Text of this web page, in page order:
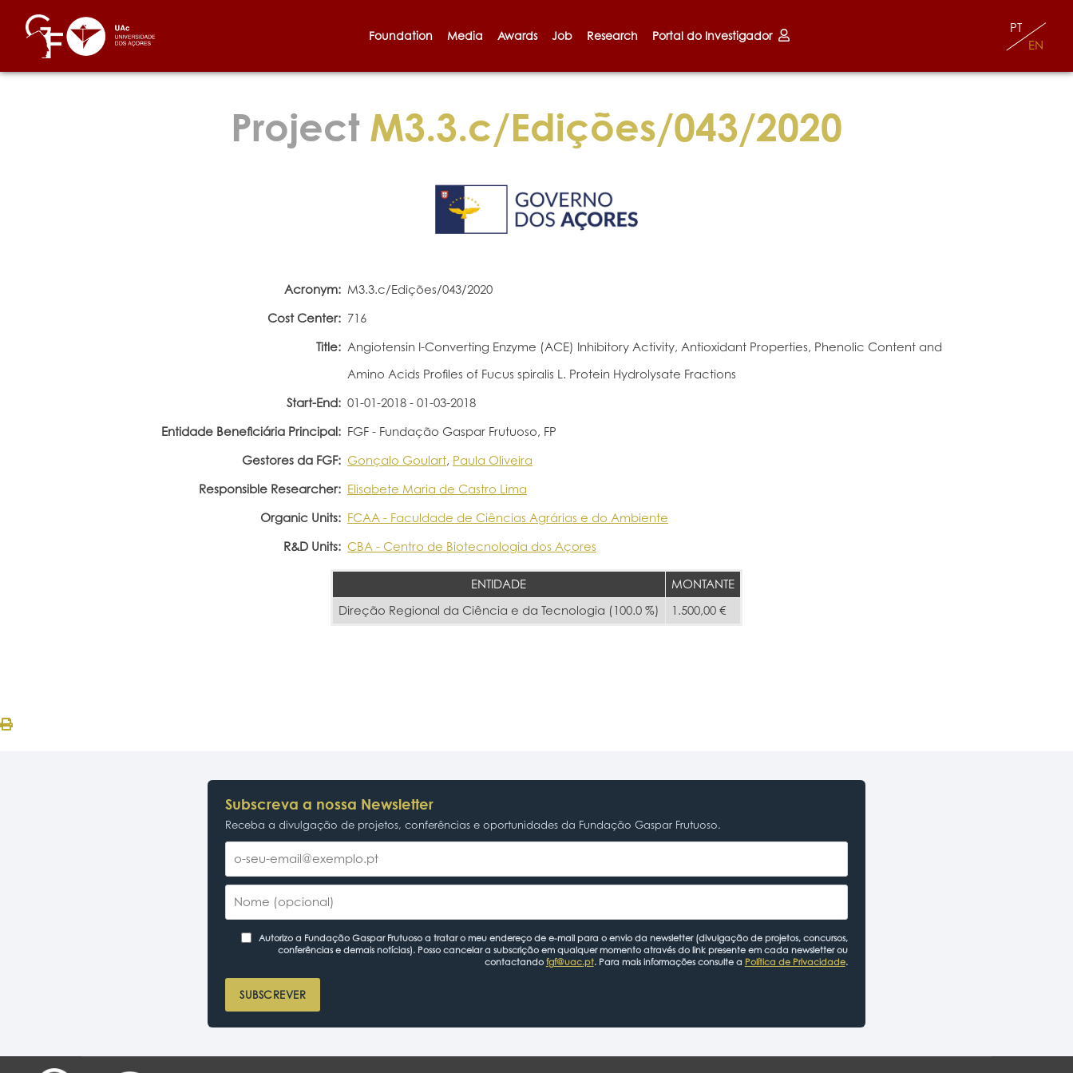
Foundation Media Awards Job Research Portal do Investigador
EN
PT
Project M3.3.c/Edições/043/2020
Acronym: M3.3.c/Edições/043/2020
Cost Center: 716
Title: Angiotensin I-Converting Enzyme (ACE) Inhibitory Activity, Antioxidant Properties, Phenolic Content and
Amino Acids Profiles of Fucus spiralis L. Protein Hydrolysate Fractions
Start-End: 01-01-2018 - 01-03-2018
Entidade Beneficiária Principal: FGF - Fundação Gaspar Frutuoso, FP
Gestores da FGF: Gonçalo Goulart, Paula Oliveira
Responsible Researcher: Elisabete Maria de Castro Lima
Organic Units: FCAA - Faculdade de Ciências Agrárias e do Ambiente
R&D Units: CBA - Centro de Biotecnologia dos Açores
ENTIDADE
MONTANTE
Direção Regional da Ciência e da Tecnologia (100.0 %)
1.500,00 €
Subscreva a nossa Newsletter
Receba a divulgação de projetos, conferências e oportunidades da Fundação Gaspar Frutuoso.
Autorizo a Fundação Gaspar Frutuoso a tratar o meu endereço de e-mail para o envio da newsletter (divulgação de projetos, concursos,
conferências e demais notícias). Posso cancelar a subscrição em qualquer momento através do link presente em cada newsletter ou
contactando fgf@uac.pt. Para mais informações consulte a Política de Privacidade.
SUBSCREVER